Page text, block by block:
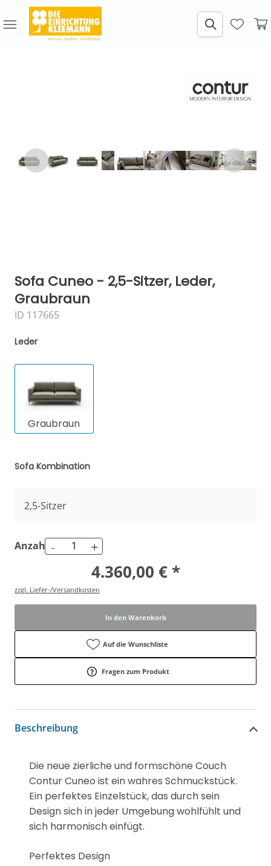
Sofa Cuneo - 2,5-Sitzer, Leder,
Graubraun
ID 117665
Leder
Graubraun
Sofa Kombination
2,5-Sitzer
Anzahl - +
4.360,00 € *
zzgl. Liefer-/Versandkosten
In den Warenkorb
Auf die Wunschliste
Fragen zum Produkt
Beschreibung
Die neue zierliche und formschöne Couch
Contur Cuneo ist ein wahres Schmuckstück.
Ein perfektes Einzelstück, das durch sein
Design sich in jeder Umgebung wohlfühlt und
sich harmonisch einfügt.
Perfektes Design